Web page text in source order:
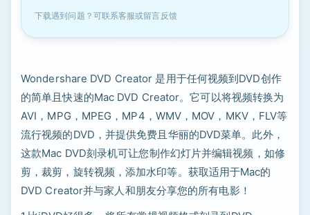
下载遇到问题？可联系客服或留言反馈
Wondershare DVD Creator 是用于任何视频到DVD创作
的简单且快速的Mac DVD Creator。它可以将视频转换为
AVI，MPG，MPEG，MP4，WMV，MOV，MKV，FLV等
流行视频的DVD，并提供免费且华丽的DVD菜单。此外，
这款Mac DVD刻录机可让您制作幻灯片并编辑视频，如修
剪，裁剪，旋转视频，添加水印等。获取适用于Mac的
DVD Creator并与家人和朋友分享您的所有电影！